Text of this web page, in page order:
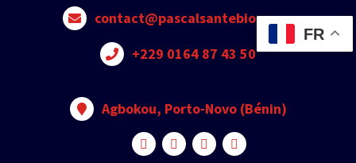
contact@pascalsantebio.com
+229 0164 87 43 50
Agbokou, Porto-Novo (Bénin)
FR